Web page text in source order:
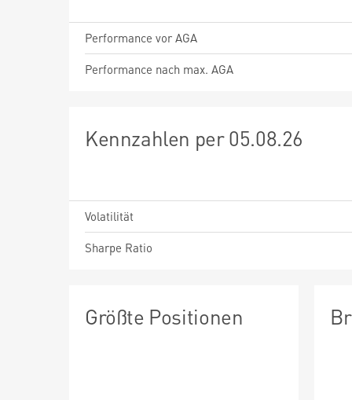
Performance vor AGA
Performance nach max. AGA
Kennzahlen per 05.08.26
Volatilität
Sharpe Ratio
Größte Positionen